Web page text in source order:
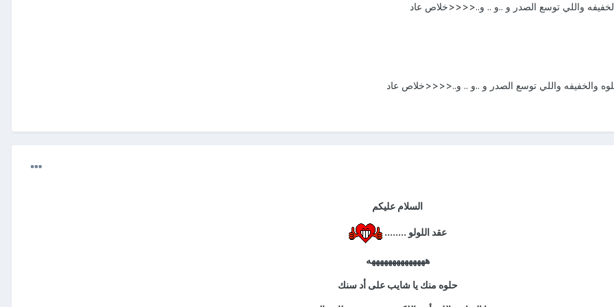
واللي توسع الصدر و ..و .. و..<<<<خلاص عاد
والخفيفه واللي توسع الصدر و ..و .. و..<<<<خلاص عاد
السلام عليكم
عقد اللولو ........
ههههههههههههههه
حلوه منك يا شايب على أد سنك